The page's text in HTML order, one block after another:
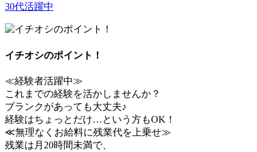
30代活躍中
イチオシのポイント！
≪経験者活躍中≫
これまでの経験を活かしませんか？
ブランクがあっても大丈夫♪
経験はちょっとだけ…という方もOK！
≪無理なくお給料に残業代を上乗せ≫
残業は月20時間未満で、